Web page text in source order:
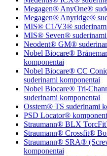
Megagen® AnyOne®
Megagen® Anyridge®
MIS® C1/V3®
MIS® Seven®
Neodent® GM®
Nobel Biocare®
komponentai
Nobel Biocare® CC
suderinami komponentai
Nobel Biocare® Tri-
suderinami komponentai
Osstem® TS suderinami
PSD Locator®
Straumann® BLX
Straumann® Crossfit®
Straumann® SRA®
komponentai